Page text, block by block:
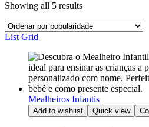
Showing all 5 results
List Grid
Mealheiros Infantis
Add to wishlist Quick view